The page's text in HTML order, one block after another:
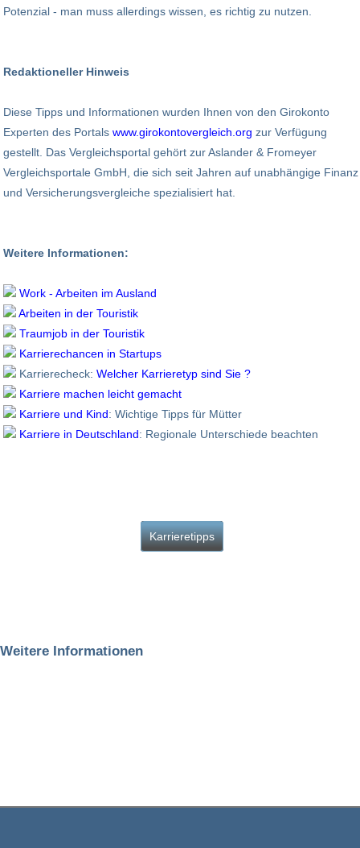
Potenzial - man muss allerdings wissen, es richtig zu nutzen.
Redaktioneller Hinweis
Diese Tipps und Informationen wurden Ihnen von den Girokonto
Experten des Portals www.girokontovergleich.org zur Verfügung
gestellt. Das Vergleichsportal gehört zur Aslander & Fromeyer
Vergleichsportale GmbH, die sich seit Jahren auf unabhängige Finanz
und Versicherungsvergleiche spezialisiert hat.
Weitere Informationen:
Work - Arbeiten im Ausland
Arbeiten in der Touristik
Traumjob in der Touristik
Karrierechancen in Startups
Karrierecheck: Welcher Karrieretyp sind Sie ?
Karriere machen leicht gemacht
Karriere und Kind: Wichtige Tipps für Mütter
Karriere in Deutschland: Regionale Unterschiede beachten
Karrieretipps
Weitere Informationen